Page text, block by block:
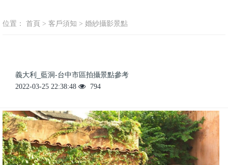
位置： 首頁 > 客戶須知 > 婚紗攝影景點
義大利_藍洞-台中市區拍攝景點參考
2022-03-25 22:38:48 794